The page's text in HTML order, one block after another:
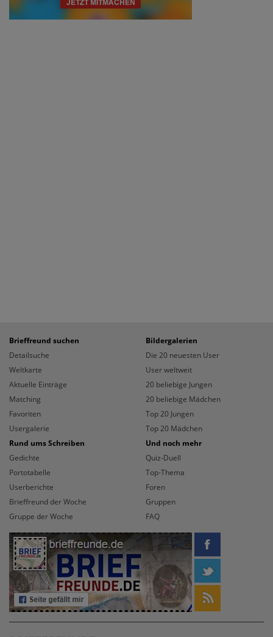
Brieffreund suchen
Detailsuche
Weltkarte
Aktuelle Einträge
Matching
Favoriten
Usergalerie
Bildergalerien
Die 20 neuesten User
User weltweit
20 beliebige Jungen
20 beliebige Mädchen
Top 20 Jungen
Top 20 Mädchen
Rund ums Schreiben
Gedichte
Portotabelle
Userberichte
Brieffreund der Woche
Gruppe der Woche
Und noch mehr
Quiz-Duell
Top-Thema
Foren
Gruppen
FAQ